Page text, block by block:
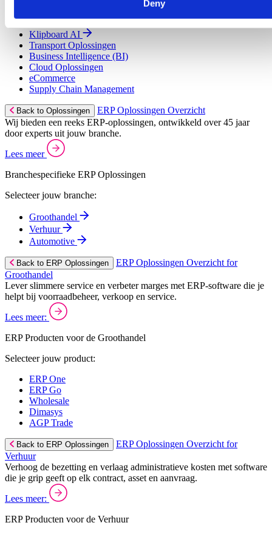
Deny
Customer Relationship Management (CRM)
Klipboard AI
Transport Oplossingen
Business Intelligence (BI)
Cloud Oplossingen
eCommerce
Supply Chain Management
Back to Oplossingen
ERP Oplossingen Overzicht
Wij bieden een reeks ERP-oplossingen, ontwikkeld over 45 jaar
door experts uit jouw branche.
Lees meer
Branchespecifieke ERP Oplossingen
Selecteer jouw branche:
Groothandel
Verhuur
Automotive
Back to ERP Oplossingen
ERP Oplossingen Overzicht for
Groothandel
Lever slimmere service en verbeter marges met ERP-software die je
helpt bij voorraadbeheer, verkoop en service.
Lees meer:
ERP Producten voor de Groothandel
Selecteer jouw product:
ERP One
ERP Go
Wholesale
Dimasys
AGP Trade
Back to ERP Oplossingen
ERP Oplossingen Overzicht for
Verhuur
Verhoog de bezetting en verlaag administratieve kosten met software
die je grip geeft op elk contract, asset en aanvraag.
Lees meer:
ERP Producten voor de Verhuur